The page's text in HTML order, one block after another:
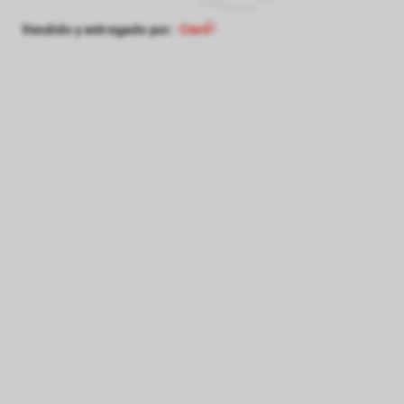
Vendido y entregado por: